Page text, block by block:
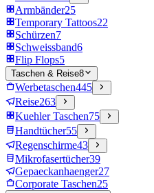
Armbänder25
Temporary Tattoos22
Schürzen7
Schweissband6
Flip Flops5
Taschen & Reise8
Werbetaschen445
Reise263
Kuehler Taschen75
Handtücher55
Regenschirme43
Mikrofasertücher39
Gepaeckanhaenger27
Corporate Taschen25